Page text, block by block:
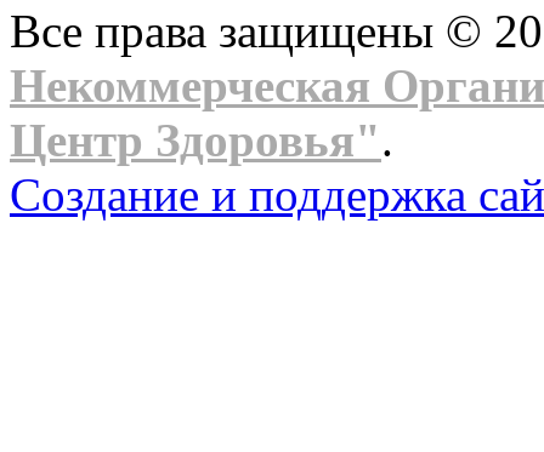
Все права защищены ©
Некоммерческая
Центр Здоровья".
Создание и поддержка